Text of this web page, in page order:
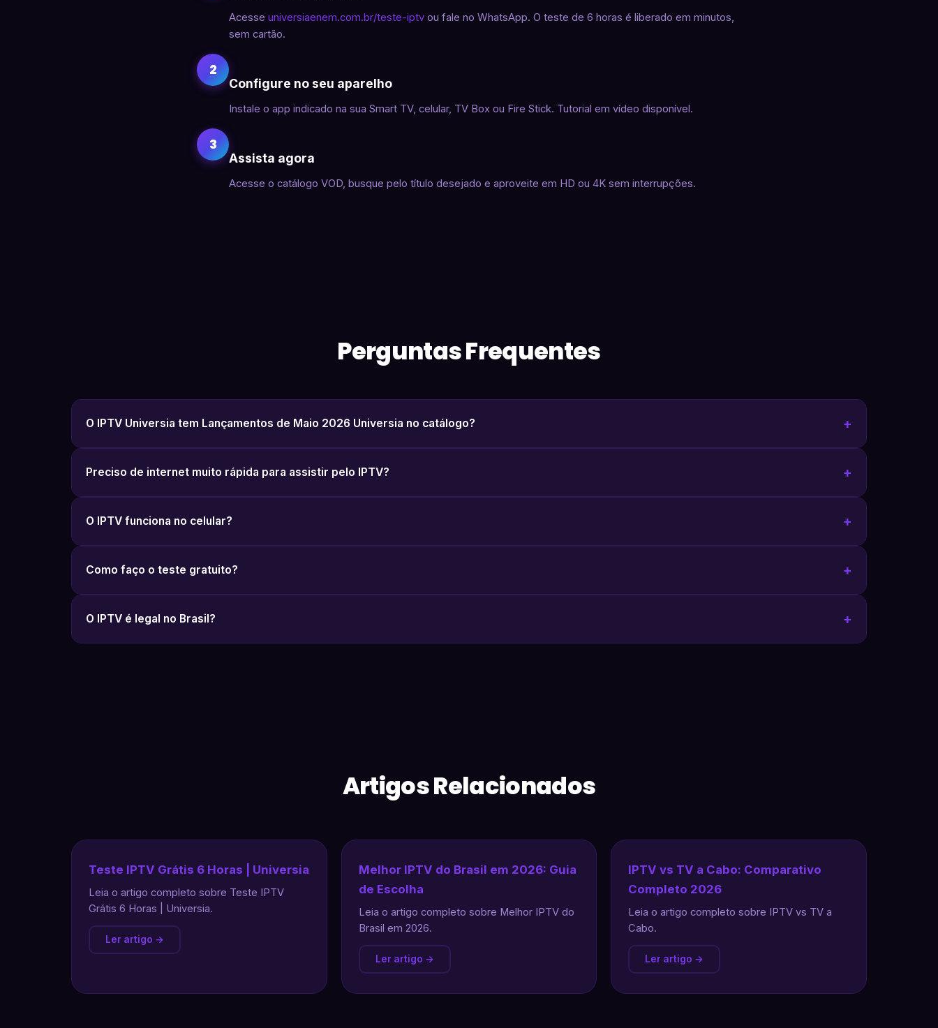
Acesse universiaenem.com.br/teste-iptv ou fale no WhatsApp. O teste de 6 horas é liberado em minutos,
sem cartão.
2
Configure no seu aparelho
Instale o app indicado na sua Smart TV, celular, TV Box ou Fire Stick. Tutorial em vídeo disponível.
3
Assista agora
Acesse o catálogo VOD, busque pelo título desejado e aproveite em HD ou 4K sem interrupções.
Perguntas Frequentes
O IPTV Universia tem Lançamentos de Maio 2026 Universia no catálogo?
Preciso de internet muito rápida para assistir pelo IPTV?
O IPTV funciona no celular?
Como faço o teste gratuito?
O IPTV é legal no Brasil?
Artigos Relacionados
Teste IPTV Grátis 6 Horas | Universia
Leia o artigo completo sobre Teste IPTV
Grátis 6 Horas | Universia.
Ler artigo →
Melhor IPTV do Brasil em 2026: Guia
de Escolha
Leia o artigo completo sobre Melhor IPTV do
Brasil em 2026.
Ler artigo →
IPTV vs TV a Cabo: Comparativo
Completo 2026
Leia o artigo completo sobre IPTV vs TV a
Cabo.
Ler artigo →